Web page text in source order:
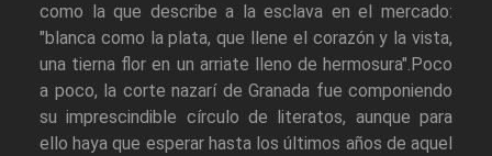
como la que describe a la esclava en el mercado:
"blanca como la plata, que llene el corazón y la vista,
una tierna flor en un arriate lleno de hermosura".Poco
a poco, la corte nazarí de Granada fue componiendo
su imprescindible círculo de literatos, aunque para
ello haya que esperar hasta los últimos años de aquel